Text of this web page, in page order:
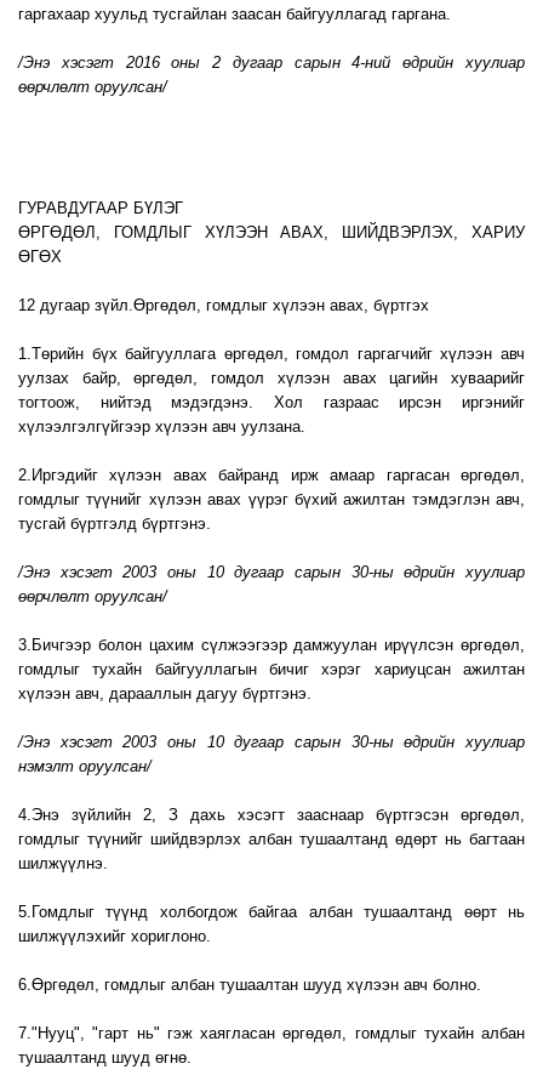
гаргахаар хуульд тусгайлан заасан байгууллагад гаргана.
/Энэ хэсэгт 2016 оны 2 дугаар сарын 4-ний өдрийн хуулиар
өөрчлөлт оруулсан/
ГУРАВДУГААР БҮЛЭГ
ӨРГӨДӨЛ, ГОМДЛЫГ ХҮЛЭЭН АВАХ, ШИЙДВЭРЛЭХ, ХАРИУ
ӨГӨХ
12 дугаар зүйл.Өргөдөл, гомдлыг хүлээн авах, бүртгэх
1.Төрийн бүх байгууллага өргөдөл, гомдол гаргагчийг хүлээн авч
уулзах байр, өргөдөл, гомдол хүлээн авах цагийн хуваарийг
тогтоож, нийтэд мэдэгдэнэ. Хол газраас ирсэн иргэнийг
хүлээлгэлгүйгээр хүлээн авч уулзана.
2.Иргэдийг хүлээн авах байранд ирж амаар гаргасан өргөдөл,
гомдлыг түүнийг хүлээн авах үүрэг бүхий ажилтан тэмдэглэн авч,
тусгай бүртгэлд бүртгэнэ.
/Энэ хэсэгт 2003 оны 10 дугаар сарын 30-ны өдрийн хуулиар
өөрчлөлт оруулсан/
3.Бичгээр болон цахим сүлжээгээр дамжуулан ирүүлсэн өргөдөл,
гомдлыг тухайн байгууллагын бичиг хэрэг хариуцсан ажилтан
хүлээн авч, дарааллын дагуу бүртгэнэ.
/Энэ хэсэгт 2003 оны 10 дугаар сарын 30-ны өдрийн хуулиар
нэмэлт оруулсан/
4.Энэ зүйлийн 2, З дахь хэсэгт зааснаар бүртгэсэн өргөдөл,
гомдлыг түүнийг шийдвэрлэх албан тушаалтанд өдөрт нь багтаан
шилжүүлнэ.
5.Гомдлыг түүнд холбогдож байгаа албан тушаалтанд өөрт нь
шилжүүлэхийг хориглоно.
6.Өргөдөл, гомдлыг албан тушаалтан шууд хүлээн авч болно.
7."Нууц", "гарт нь" гэж хаягласан өргөдөл, гомдлыг тухайн албан
тушаалтанд шууд өгнө.